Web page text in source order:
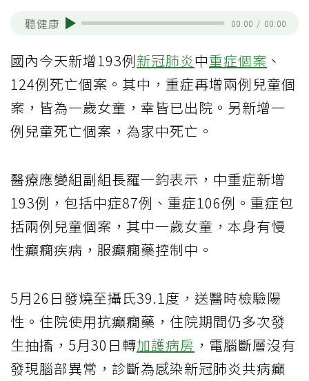
聽健康 00:00 / 00:00
國內今天新增193例新冠肺炎中重症個案 、
124例死亡個案。其中，重症再增兩例兒童個
案，皆為一歲女童，幸皆已出院。另新增一
例兒童死亡個案，為家中死亡。
醫療應變組副組長羅一鈞表示，中重症新增
193例，包括中症87例、重症106例。重症包
括兩例兒童個案，其中一歲女童，本身有慢
性癲癇疾病，服癲癇藥控制中。
5月26日發燒至攝氏39.1度，送醫時檢驗陽
性。住院使用抗癲癇藥，住院期間仍多次發
生抽搐，5月30日轉加護病房 ，電腦斷層沒有
發現腦部異常，診斷為感染新冠肺炎共病癲